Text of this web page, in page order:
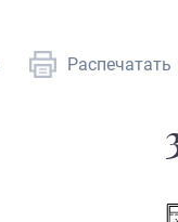
Распечатать